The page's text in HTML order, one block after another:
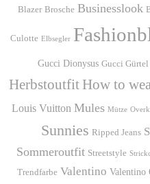
Blazer Brosche Businesslook
Culotte Elbsegler
Gucci Dionysus Gucci Gürtel
Herbstoutfit How to
Louis Vuitton Mules Mütze
Sunnies Ripped Jeans
Sommeroutfit Streetstyle
Trendfarbe Valentino Valentino